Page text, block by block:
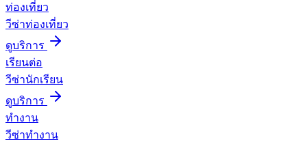
ท่องเที่ยว
วีซ่าท่องเที่ยว
ดูบริการ
เรียนต่อ
วีซ่านักเรียน
ดูบริการ
ทำงาน
วีซ่าทำงาน